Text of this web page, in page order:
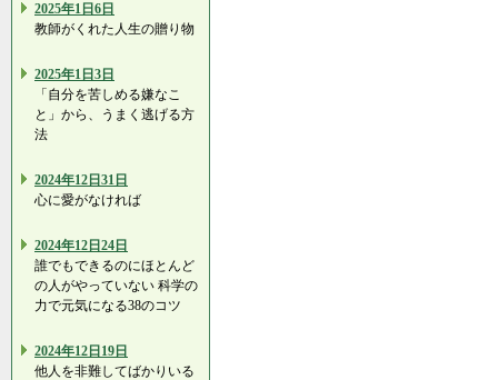
2025年1日6日
教師がくれた人生の贈り物
2025年1日3日
「自分を苦しめる嫌なこ
と」から、うまく逃げる方
法
2024年12日31日
心に愛がなければ
2024年12日24日
誰でもできるのにほとんど
の人がやっていない 科学の
力で元気になる38のコツ
2024年12日19日
他人を非難してばかりいる